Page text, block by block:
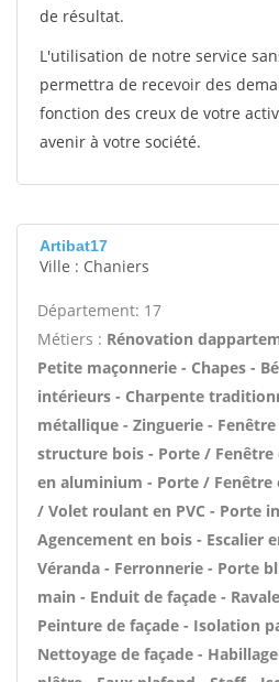
de résultat.
L'utilisation de notre service
permettra de recevoir des
fonction des creux de votre
avenir à votre société.
Artibat17
Ville : Chaniers
Département: 17
Métiers : Rénovation
Petite maçonnerie - Chapes -
intérieurs - Charpente
métallique - Zinguerie -
structure bois - Porte /
en aluminium - Porte / Fenêtre
/ Volet roulant en PVC - Porte
Agencement en bois - Escalier
Véranda - Ferronnerie - Porte
main - Enduit de façade -
Peinture de façade - Isolation
Nettoyage de façade -